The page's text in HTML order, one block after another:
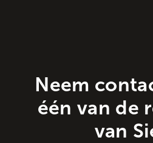
Neem
één van de
van